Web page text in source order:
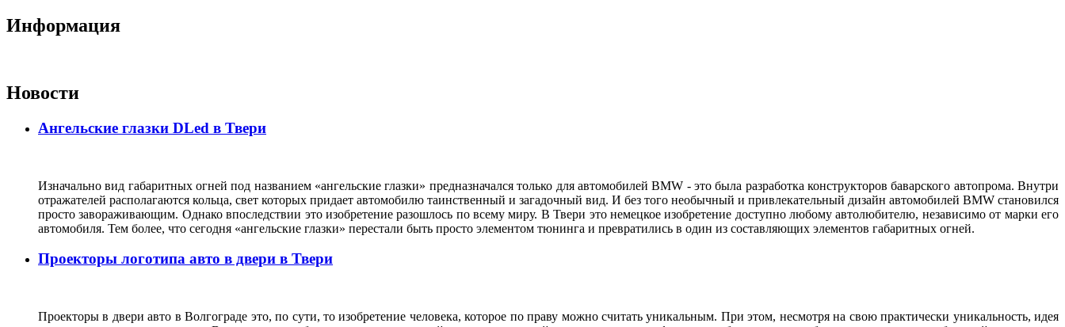
Информация
Новости
Ангельские глазки DLed в Твери
Изначально вид габаритных огней под названием «ангельские глазки» предназначался только для автомобилей BMW - это была разработка конструкторов баварского автопрома. Внутри
отражателей располагаются кольца, свет которых придает автомобилю таинственный и загадочный вид. И без того необычный и привлекательный дизайн автомобилей BMW становился
просто завораживающим. Однако впоследствии это изобретение разошлось по всему миру. В Твери это немецкое изобретение доступно любому автолюбителю, независимо от марки его
автомобиля. Тем более, что сегодня «ангельские глазки» перестали быть просто элементом тюнинга и превратились в один из составляющих элементов габаритных огней.
Проекторы логотипа авто в двери в Твери
Проекторы в двери авто в Волгограде это, по сути, то изобретение человека, которое по праву можно считать уникальным. При этом, несмотря на свою практически уникальность, идея